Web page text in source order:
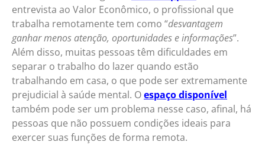
entrevista ao Valor Econômico, o profissional que
trabalha remotamente tem como “desvantagem
ganhar menos atenção, oportunidades e informações”.
Além disso, muitas pessoas têm dificuldades em
separar o trabalho do lazer quando estão
trabalhando em casa, o que pode ser extremamente
prejudicial à saúde mental. Oespaço disponível
também pode ser um problema nesse caso, afinal, há
pessoas que não possuem condições ideais para
exercer suas funções de forma remota.